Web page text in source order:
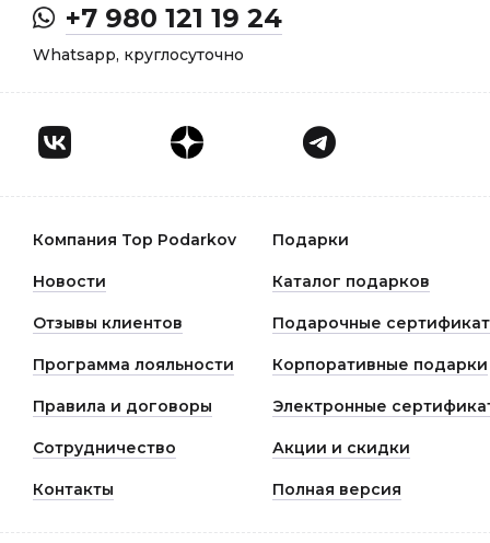
+7 980 121 19 24
Whatsapp, круглосуточно
Компания Top Podarkov Подарки
Новости Каталог подарков
Отзывы клиентов Подарочные
Программа лояльности Корпоративные подарки
Правила и договоры Электронные
Сотрудничество Акции и скидки
Контакты Полная версия